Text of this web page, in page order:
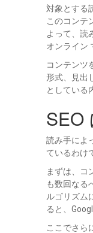
対象とする
このコンテ
よって、読
オンライン
コンテンツ
形式、見出
としている
SEO
読み手によ
ているわけ
まずは、コ
も数回なる
ルゴリズム
ると、
ここでさら